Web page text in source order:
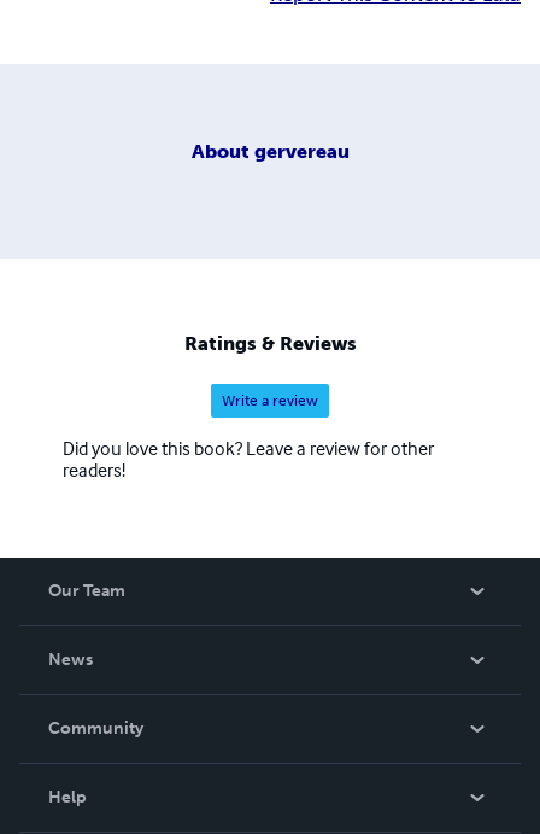
About gervereau
Ratings & Reviews
Write a review
Did you love this book? Leave a review for other
readers!
Our Team
About Us
Careers
News
In The News
Events
Community
Blog
Videos
Help